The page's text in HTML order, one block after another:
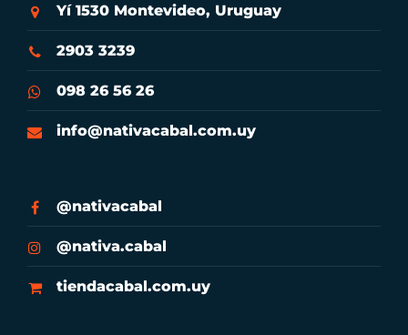
Yí 1530 Montevideo, Uruguay
2903 3239
098 26 56 26
info@nativacabal.com.uy
@nativacabal
@nativa.cabal
tiendacabal.com.uy